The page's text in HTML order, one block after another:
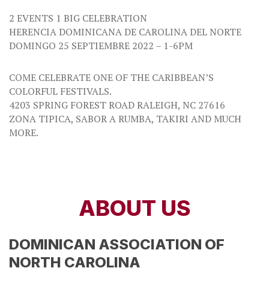
2 EVENTS 1 BIG CELEBRATION
HERENCIA DOMINICANA DE CAROLINA DEL NORTE
DOMINGO 25 SEPTIEMBRE 2022 – 1-6PM
COME CELEBRATE ONE OF THE CARIBBEAN’S
COLORFUL FESTIVALS.
4203 SPRING FOREST ROAD RALEIGH, NC 27616
ZONA TIPICA, SABOR A RUMBA, TAKIRI AND MUCH
MORE.
ABOUT US
DOMINICAN ASSOCIATION OF
NORTH CAROLINA